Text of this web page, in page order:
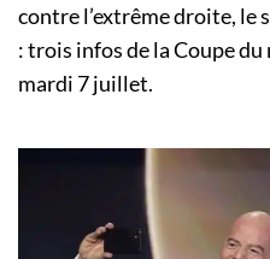
contre l’extrême droite, le
: trois infos de la Coupe
mardi 7 juillet.